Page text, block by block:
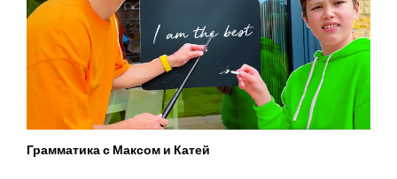
Грамматика с Максом и Катей